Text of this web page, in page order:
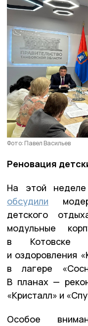
Фото: Павел Васильев
Реновация
На этой неделе
обсудили
детского
модульные
в Котовске
и оздоровления
в лагере
В планах —
«Кристалл» и
Особое